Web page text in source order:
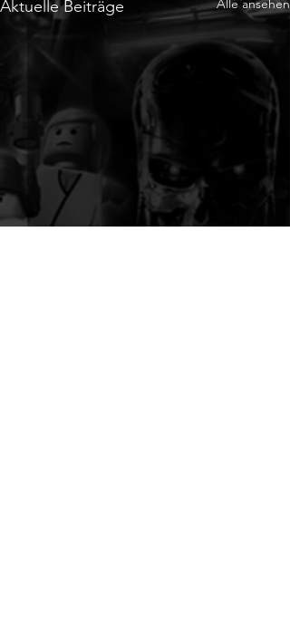
Aktuelle Beiträge